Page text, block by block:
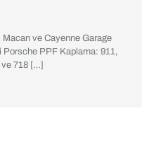
ve Cayenne Garage
Porsche PPF Kaplama: 911,
718 […]